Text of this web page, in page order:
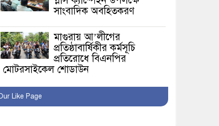
সাংবাদিক অবহিতকরণ
মাগুরায় আ’লীগের
প্রতিষ্ঠাবার্ষিকীর কর্মসূচি
প্রতিরোধে বিএনপির
মোটরসাইকেল শোডাউন
মাগুরার ডিসি
Like Page